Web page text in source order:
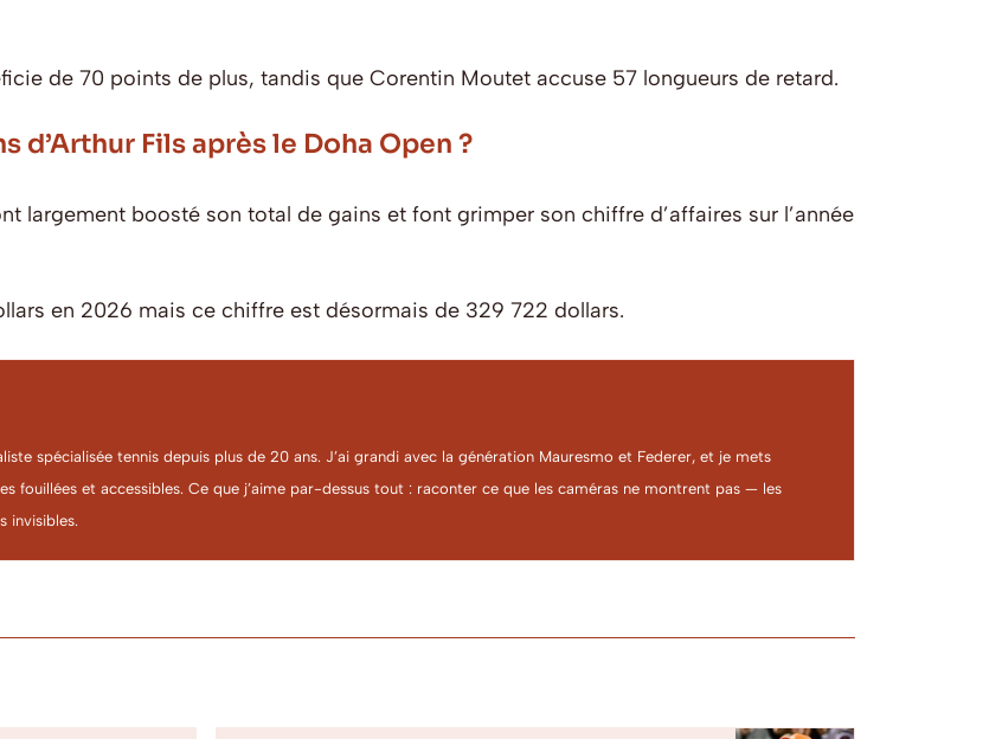
de 70 points de plus, tandis que Corentin Moutet accuse 57 longueurs de retard.
d’Arthur Fils après le Doha Open ?
largement boosté son total de gains et font grimper son chiffre d’affaires sur l’année
en 2026 mais ce chiffre est désormais de 329 722 dollars.
spécialisée tennis depuis plus de 20 ans. J’ai grandi avec la génération Mauresmo et Federer, et je mets
fouillées et accessibles. Ce que j’aime par-dessus tout : raconter ce que les caméras ne montrent pas — les
invisibles.